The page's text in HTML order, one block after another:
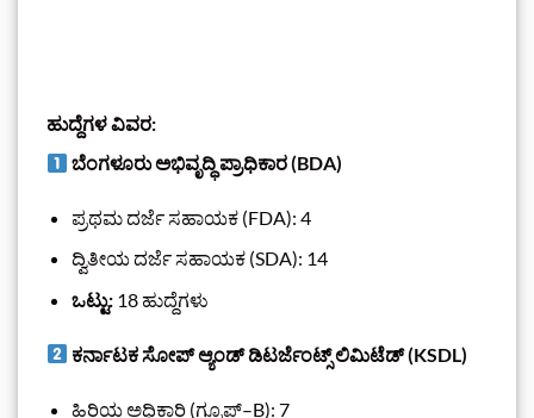
ಹುದ್ದೆಗಳ ವಿವರ:
ಬೆಂಗಳೂರು ಅಭಿವೃದ್ಧಿ ಪ್ರಾಧಿಕಾರ (BDA)
ಪ್ರಥಮ ದರ್ಜೆ ಸಹಾಯಕ (FDA): 4
ದ್ವಿತೀಯ ದರ್ಜೆ ಸಹಾಯಕ (SDA): 14
ಒಟ್ಟು:18 ಹುದ್ದೆಗಳು
ಕರ್ನಾಟಕ ಸೋಪ್ ಆ್ಯಂಡ್ ಡಿಟರ್ಜೆಂಟ್ಸ್ ಲಿಮಿಟೆಡ್ (KSDL)
ಹಿರಿಯ ಅಧಿಕಾರಿ (ಗ್ರೂಪ್–B): 7